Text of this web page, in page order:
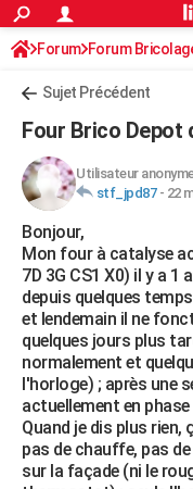
ACTUALITÉS
Politique
Société
Faits Divers
Education
Monde
Villes
+
FINANCE
Retraite
Impôts
Epargne
Immobilier
Risques naturels par ville
Banque
Assurance
Crédit
AUTO
Essais
Réserver un essai
Citadines
Berlines
SUV
Forum auto
+HIGH-TECH
Mobiles
Meilleur smartphone
Internet
Ordinateurs
Jeux vidéo
Guide high-tech
+BRICOLAGE
Forum
Aménagement intérieur
Extérieur
Cuisine
Salle de bains
Jardinage
Rangement
WEEK-END
Guides de France
Escapades
Patrimoine
Expositions
Musées
Week-end nature
+LIFESTYLE
Art de vivre
Bien-être
Loisirs
ModeModes de vie
SANTE
Alimentation
Guide de la santé
Maladies
Médicaments
Sommeil
VOYAGE
Forum Forum
Sujet Précédent
Four Brico
Utilisateur
stf_jpd87- 22
Bonjour,
Mon four à catalyse
7D 3G CS1 X0) il y a
depuis quelques
et lendemain il ne
quelques jours plus
normalement et
l'horloge) ; après une
actuellement en
Quand je dis plus rien,
pas de chauffe, pas
sur la façade (ni le